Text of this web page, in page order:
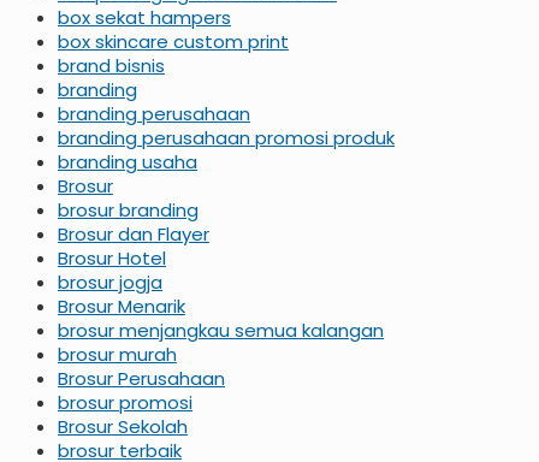
box sekat hampers
box skincare custom print
brand bisnis
branding
branding perusahaan
branding perusahaan promosi produk
branding usaha
Brosur
brosur branding
Brosur dan Flayer
Brosur Hotel
brosur jogja
Brosur Menarik
brosur menjangkau semua kalangan
brosur murah
Brosur Perusahaan
brosur promosi
Brosur Sekolah
brosur terbaik